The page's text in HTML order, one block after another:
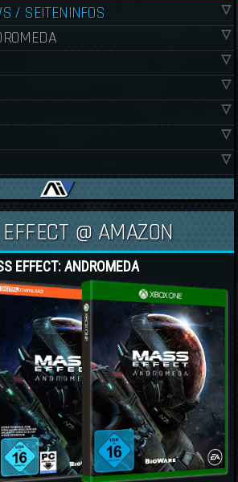
/ SEITENINFOS
@ AMAZON
EFFECT: ANDROMEDA